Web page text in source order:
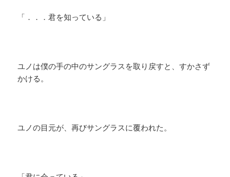
「．．．君を知っている」
ユノは僕の手の中のサングラスを取り戻すと、すかさず
かける。
ユノの目元が、再びサングラスに覆われた。